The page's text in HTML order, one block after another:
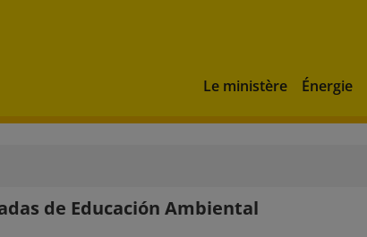
Le ministère Énergie
de Educación Ambiental